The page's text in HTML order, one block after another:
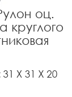
оц.
круглого
X 31 X 20